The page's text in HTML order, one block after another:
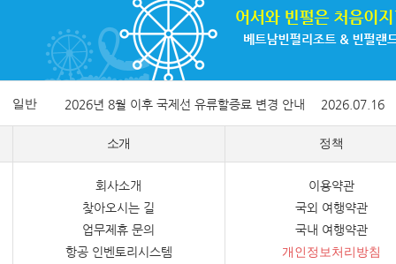
일반 2026년 8월 이후 국제선 유류할증료 변경 안내 2026.07.16
소개
회사소개
찾아오시는 길
업무제휴 문의
항공 인벤토리시스템
정책
이용약관
국외 여행약관
국내 여행약관
개인정보처리방침